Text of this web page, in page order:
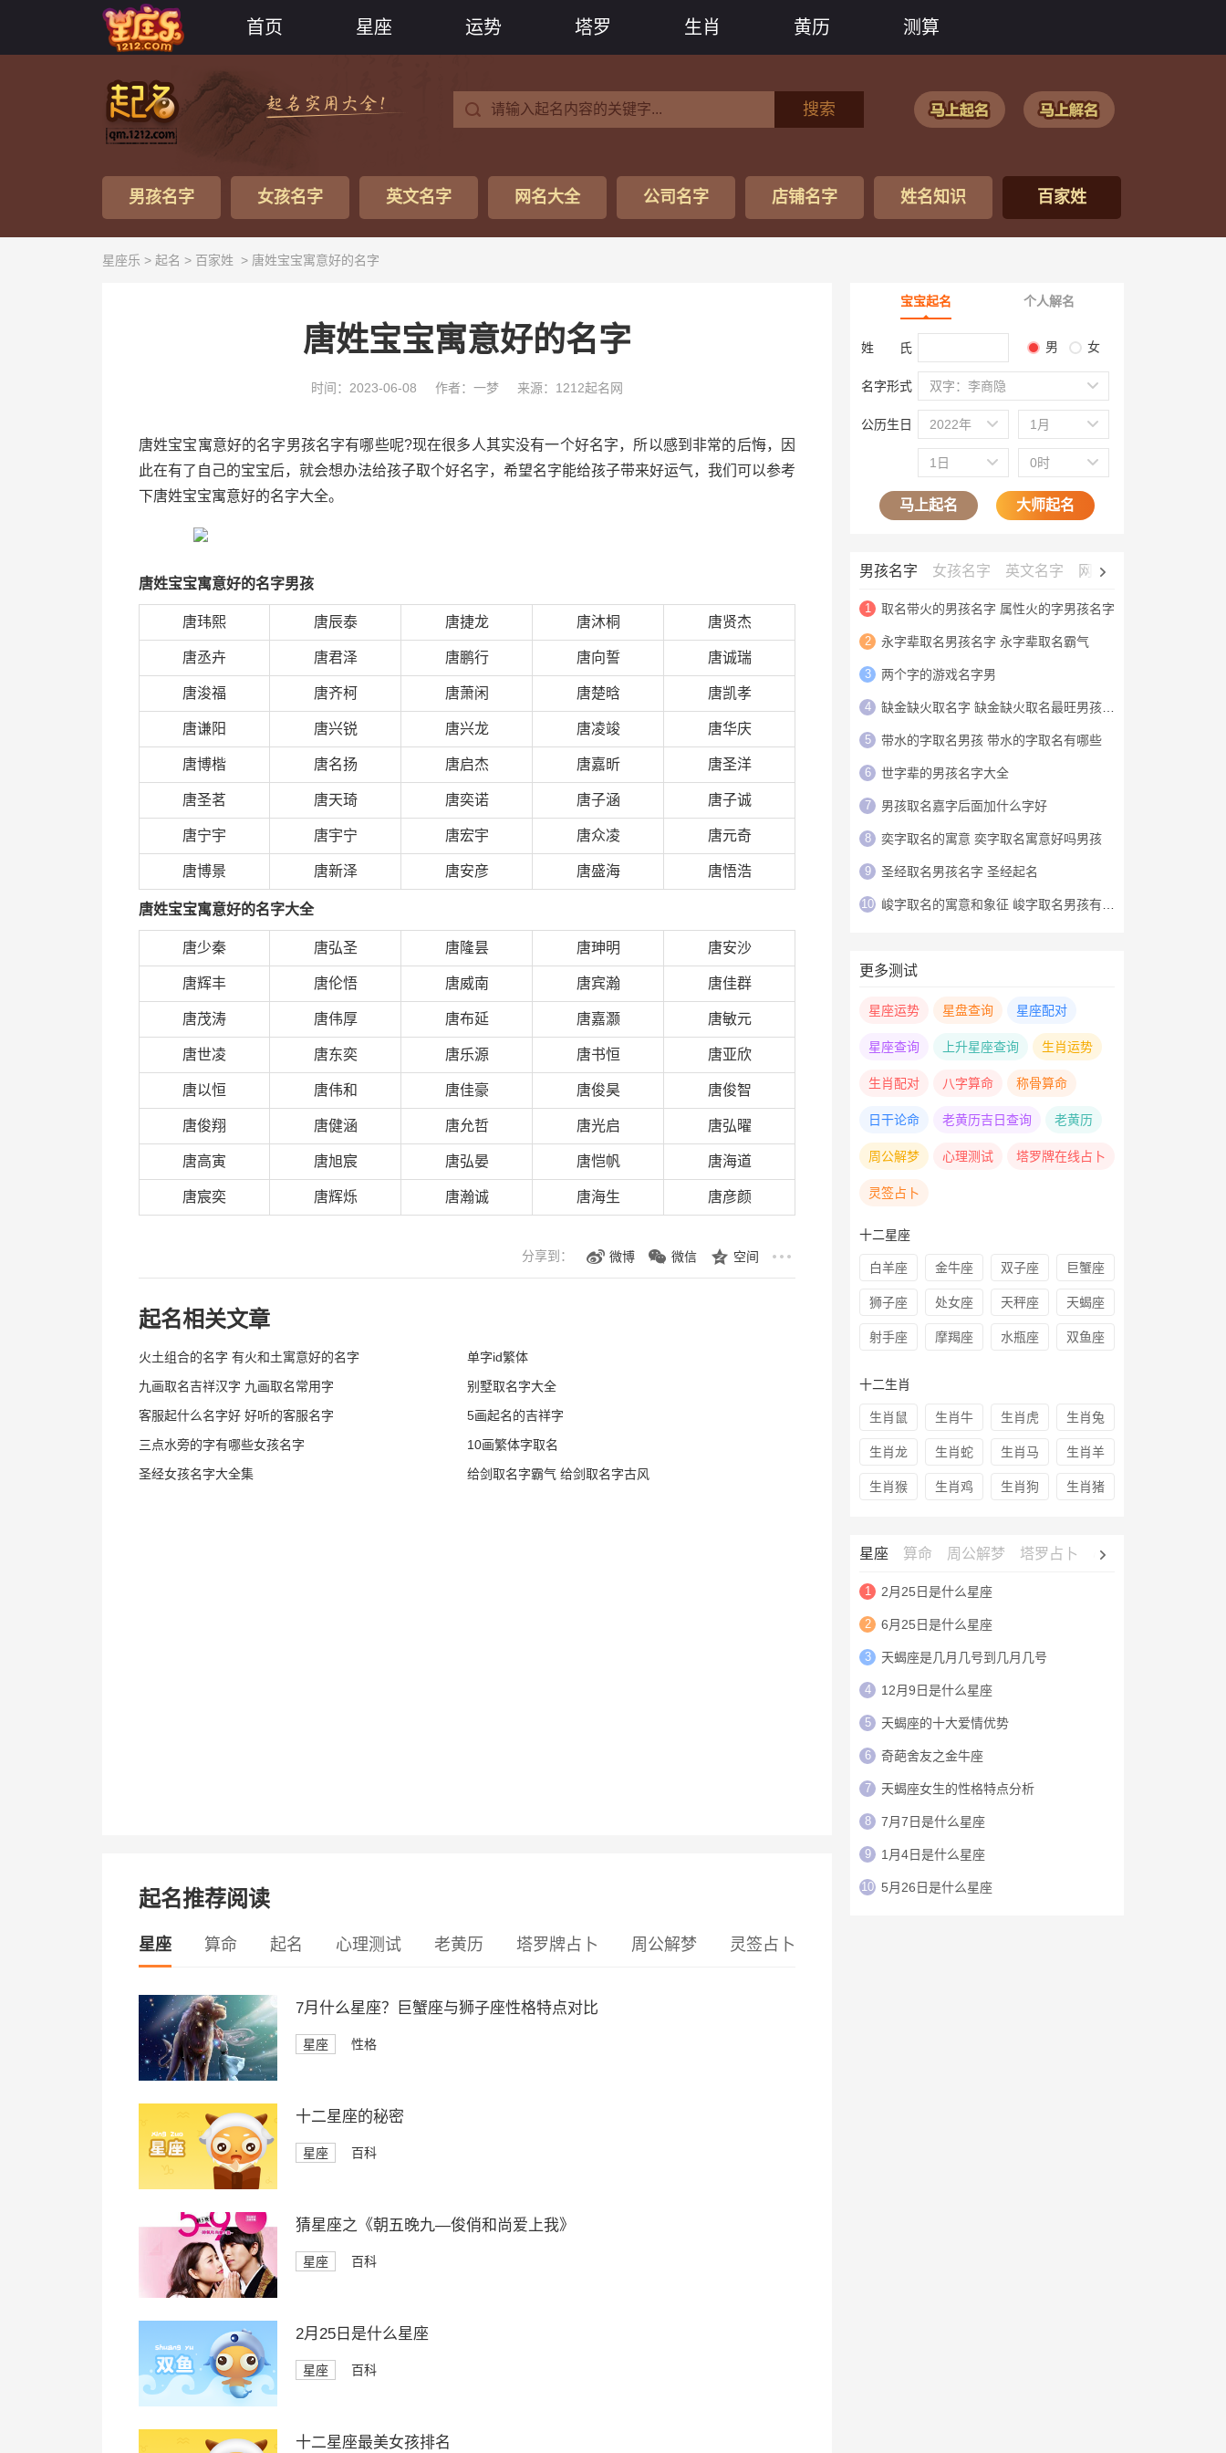
首页 星座 运势 塔罗 生肖 黄历 测算
搜索
男孩名字 女孩名字 英文名字 网名大全 公司名字 店铺名字 姓名知识 百家姓
星座乐 > 起名 > 百家姓 > 唐姓宝宝寓意好的名字
唐姓宝宝寓意好的名字
时间：2023-06-08 作者：一梦 来源：1212起名网
唐姓宝宝寓意好的名字男孩名字有哪些呢?现在很多人其实没有一个好名字，所以感到非常的后悔，因
此在有了自己的宝宝后，就会想办法给孩子取个好名字，希望名字能给孩子带来好运气，我们可以参考
下唐姓宝宝寓意好的名字大全。
唐姓宝宝寓意好的名字男孩
唐玮熙 唐辰泰 唐捷龙 唐沐桐 唐贤杰
唐丞卉 唐君泽 唐鹏行 唐向誓 唐诚瑞
唐浚福 唐齐柯 唐萧闲 唐楚晗 唐凯孝
唐谦阳 唐兴锐 唐兴龙 唐凌竣 唐华庆
唐博楷 唐名扬 唐启杰 唐嘉昕 唐圣洋
唐圣茗 唐天琦 唐奕诺 唐子涵 唐子诚
唐宁宇 唐宇宁 唐宏宇 唐众凌 唐元奇
唐博景 唐新泽 唐安彦 唐盛海 唐悟浩
唐姓宝宝寓意好的名字大全
唐少秦 唐弘圣 唐隆昙 唐珅明 唐安沙
唐辉丰 唐伦悟 唐威南 唐宾瀚 唐佳群
唐茂涛 唐伟厚 唐布延 唐嘉灏 唐敏元
唐世凌 唐东奕 唐乐源 唐书恒 唐亚欣
唐以恒 唐伟和 唐佳豪 唐俊昊 唐俊智
唐俊翔 唐健涵 唐允哲 唐光启 唐弘曜
唐高寅 唐旭宸 唐弘晏 唐恺帆 唐海道
唐宸奕 唐辉烁 唐瀚诚 唐海生 唐彦颜
分享到： 微博 微信 空间
起名相关文章
火土组合的名字 有火和土寓意好的名字
单字id繁体
九画取名吉祥汉字 九画取名常用字
别墅取名字大全
客服起什么名字好 好听的客服名字
5画起名的吉祥字
三点水旁的字有哪些女孩名字
10画繁体字取名
圣经女孩名字大全集
给剑取名字霸气 给剑取名字古风
起名推荐阅读
星座 算命 起名 心理测试 老黄历 塔罗牌占卜 周公解梦 灵签占卜
7月什么星座？巨蟹座与狮子座性格特点对比
星座 性格
十二星座的秘密
星座 百科
猜星座之《朝五晚九—俊俏和尚爱上我》
星座 百科
2月25日是什么星座
星座 百科
十二星座最美女孩排名
宝宝起名 个人解名
姓 氏 男 女
名字形式 双字：李商隐
公历生日 2022年 1月
1日 0时
马上起名 大师起名
男孩名字 女孩名字 英文名字 网名大全
1 取名带火的男孩名字 属性火的字男孩名字
2 永字辈取名男孩名字 永字辈取名霸气
3 两个字的游戏名字男
4 缺金缺火取名字 缺金缺火取名最旺男孩名字
5 带水的字取名男孩 带水的字取名有哪些
6 世字辈的男孩名字大全
7 男孩取名嘉字后面加什么字好
8 奕字取名的寓意 奕字取名寓意好吗男孩
9 圣经取名男孩名字 圣经起名
10 峻字取名的寓意和象征 峻字取名男孩有寓意
更多测试
星座运势 星盘查询 星座配对
星座查询 上升星座查询 生肖运势
生肖配对 八字算命 称骨算命
日干论命 老黄历吉日查询 老黄历
周公解梦 心理测试 塔罗牌在线占卜
灵签占卜
十二星座
白羊座 金牛座 双子座 巨蟹座
狮子座 处女座 天秤座 天蝎座
射手座 摩羯座 水瓶座 双鱼座
十二生肖
生肖鼠 生肖牛 生肖虎 生肖兔
生肖龙 生肖蛇 生肖马 生肖羊
生肖猴 生肖鸡 生肖狗 生肖猪
星座 算命 周公解梦 塔罗占卜 心理测试
1 2月25日是什么星座
2 6月25日是什么星座
3 天蝎座是几月几号到几月几号
4 12月9日是什么星座
5 天蝎座的十大爱情优势
6 奇葩舍友之金牛座
7 天蝎座女生的性格特点分析
8 7月7日是什么星座
9 1月4日是什么星座
10 5月26日是什么星座